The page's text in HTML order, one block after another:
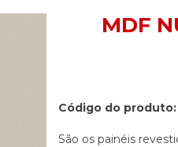
MDF
Código do produto:
São os painéis